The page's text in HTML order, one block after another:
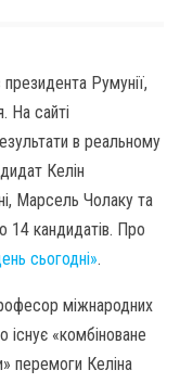
Румунії,
На сайті
в реальному
Келін
Марсель Чолаку та
14 кандидатів. Про
сьогодні».
міжнародних
«комбіноване
перемоги Келіна